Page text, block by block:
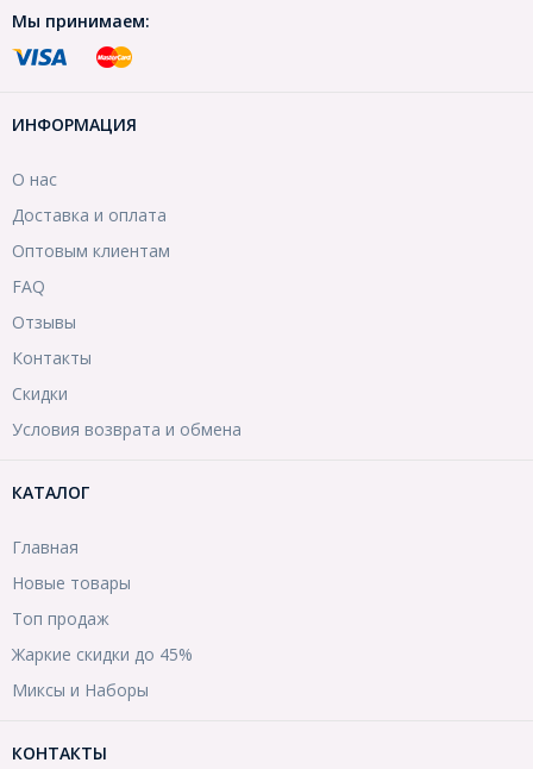
Мы принимаем:
ИНФОРМАЦИЯ
О нас
Доставка и оплата
Оптовым клиентам
FAQ
Отзывы
Контакты
Скидки
Условия возврата и обмена
КАТАЛОГ
Главная
Новые товары
Топ продаж
Жаркие скидки до 45%
Миксы и Наборы
КОНТАКТЫ